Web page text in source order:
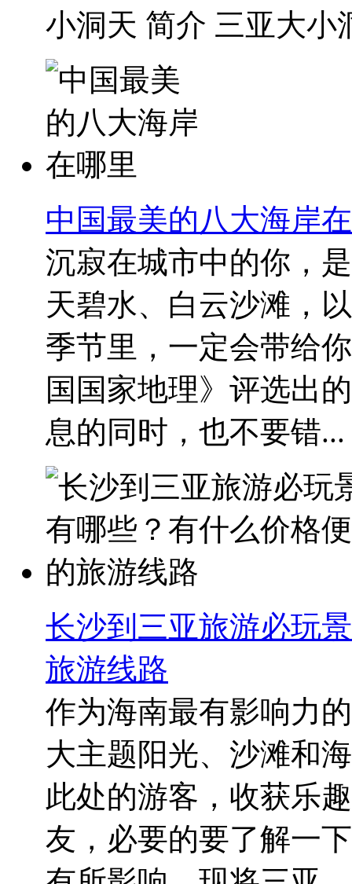
小洞天 简介 三亚大小
中国最美的八大海岸
沉寂在城市中的你，
天碧水、白云沙滩，
季节里，一定会带给
国国家地理》评选出
息的同时，也不要错...
长沙到三亚旅游必玩
旅游线路
作为海南最有影响力
大主题阳光、沙滩和
此处的游客，收获乐
友，必要的要了解一